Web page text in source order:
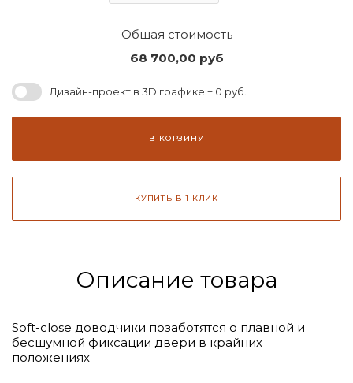
Общая стоимость
68 700,00 руб
Дизайн-проект в 3D графике + 0 руб.
В КОРЗИНУ
КУПИТЬ В 1 КЛИК
Описание товара
Soft-close доводчики позаботятся о плавной и
бесшумной фиксации двери в крайних
положениях